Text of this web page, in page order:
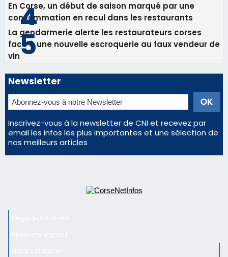
En Corse, un début de saison marqué par une
consommation en recul dans les restaurants
La gendarmerie alerte les restaurateurs corses
face à une nouvelle escroquerie au faux vendeur de
vin
Newsletter
Inscrivez-vous à la newsletter de CNI et recevez par
email les infos les plus importantes et une sélection de
nos meilleurs articles